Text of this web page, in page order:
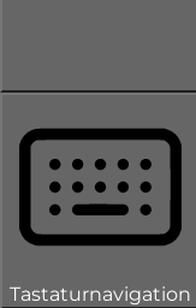
Tastaturnavigation